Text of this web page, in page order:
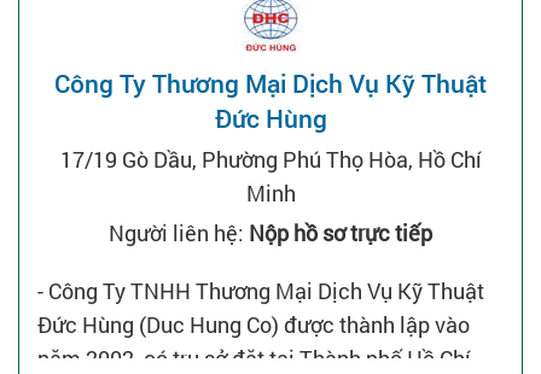
Công Ty Thương Mại Dịch Vụ Kỹ Thuật
Đức Hùng
17/19 Gò Dầu, Phường Phú Thọ Hòa, Hồ Chí
Minh
Người liên hệ: Nộp hồ sơ trực tiếp
- Công Ty TNHH Thương Mại Dịch Vụ Kỹ Thuật
Đức Hùng (Duc Hung Co) được thành lập vào
năm 2002, có trụ sở đặt tại Thành phố Hồ Chí